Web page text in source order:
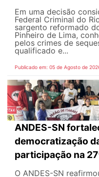
Em uma decisão
Federal Criminal do
sargento reformado
Pinheiro de Lima,
pelos crimes de
qualificado e...
Publicado em: 05 de Agosto de
ANDES-SN
democratização
participação na
O ANDES-SN